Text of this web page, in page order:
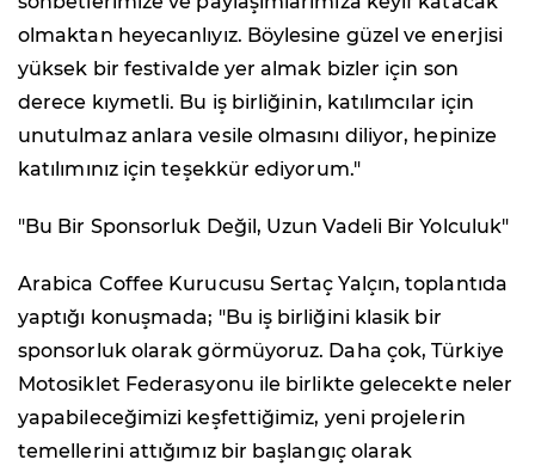
olmaktan heyecanlıyız. Böylesine güzel ve enerjisi
yüksek bir festivalde yer almak bizler için son
derece kıymetli. Bu iş birliğinin, katılımcılar için
unutulmaz anlara vesile olmasını diliyor, hepinize
katılımınız için teşekkür ediyorum."
"Bu Bir Sponsorluk Değil, Uzun Vadeli Bir Yolculuk"
Arabica Coffee Kurucusu Sertaç Yalçın, toplantıda
yaptığı konuşmada; "Bu iş birliğini klasik bir
sponsorluk olarak görmüyoruz. Daha çok, Türkiye
Motosiklet Federasyonu ile birlikte gelecekte neler
yapabileceğimizi keşfettiğimiz, yeni projelerin
temellerini attığımız bir başlangıç olarak